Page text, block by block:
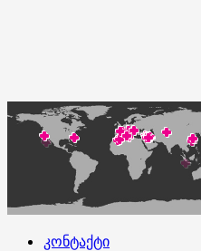
კონტაქტი